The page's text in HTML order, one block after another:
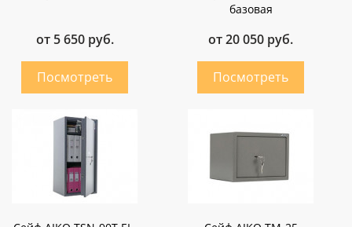
от 5 650 руб.
базовая
от 20 050 руб.